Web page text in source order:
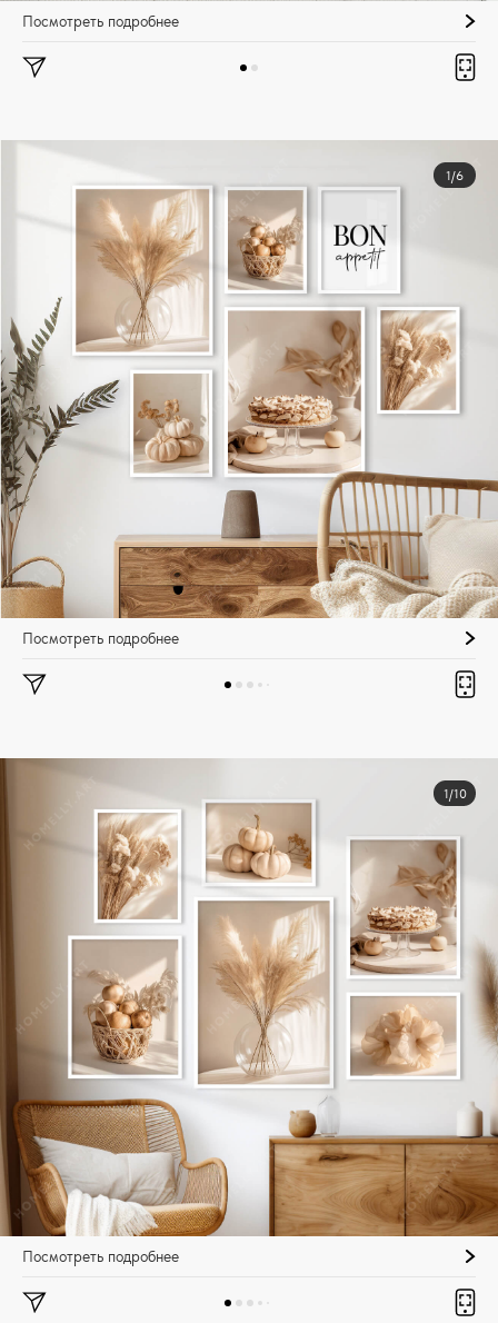
Посмотреть подробнее
1/6
Посмотреть подробнее
1/10
Посмотреть подробнее